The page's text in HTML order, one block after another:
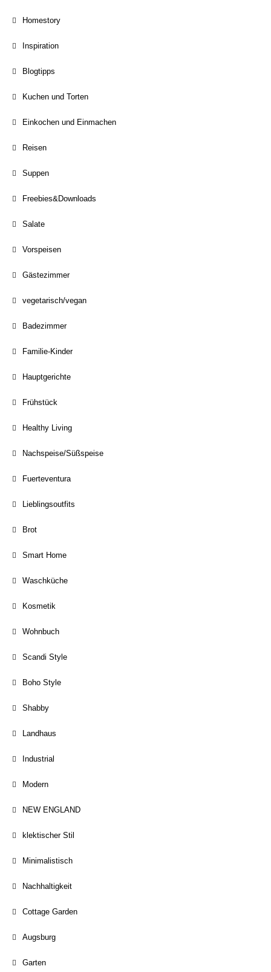
Homestory
Inspiration
Blogtipps
Kuchen und Torten
Einkochen und Einmachen
Reisen
Suppen
Freebies&Downloads
Salate
Vorspeisen
Gästezimmer
vegetarisch/vegan
Badezimmer
Familie-Kinder
Hauptgerichte
Frühstück
Healthy Living
Nachspeise/Süßspeise
Fuerteventura
Lieblingsoutfits
Brot
Smart Home
Waschküche
Kosmetik
Wohnbuch
Scandi Style
Boho Style
Shabby
Landhaus
Industrial
Modern
NEW ENGLAND
klektischer Stil
Minimalistisch
Nachhaltigkeit
Cottage Garden
Augsburg
Garten